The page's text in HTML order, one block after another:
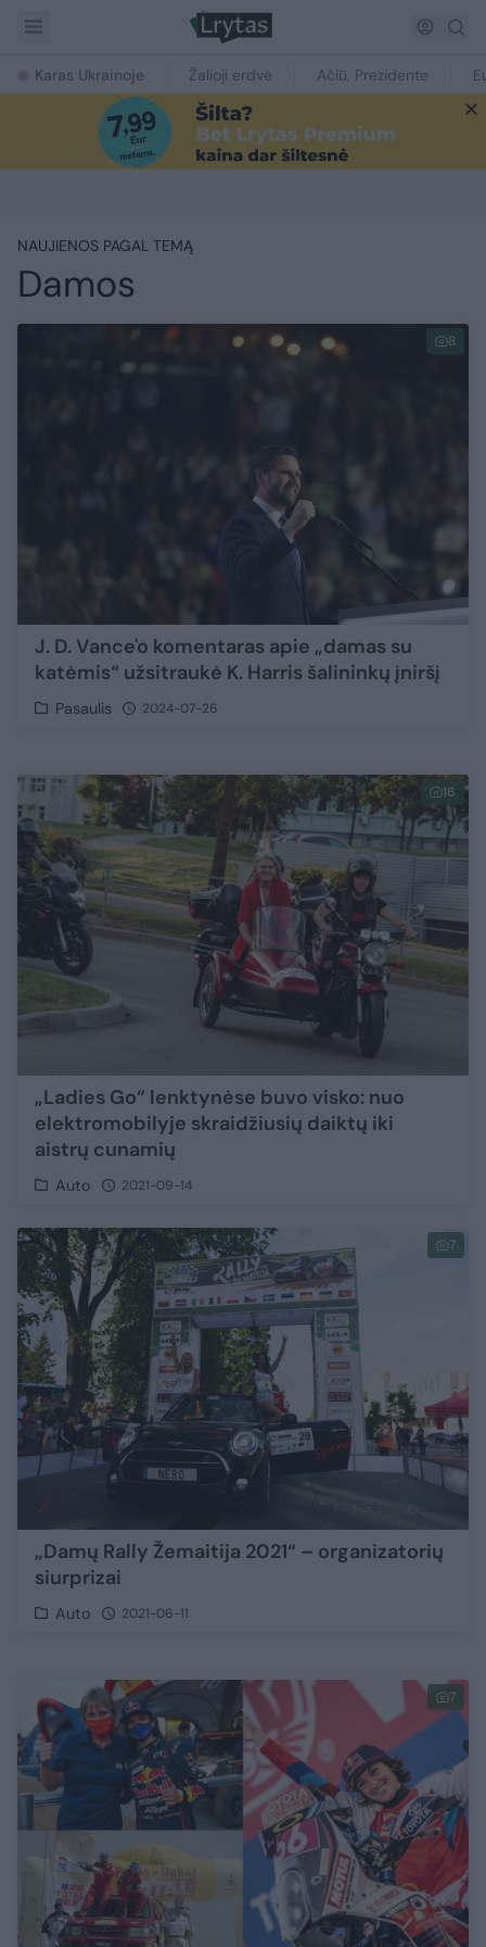
Karas Ukrainoje Žalioji erdvė Ačiū, Prezidente
NAUJIENOS PAGAL TEMĄ
Damos
8
J. D. Vance'o komentaras apie „damas su
katėmis“ užsitraukė K. Harris šalininkų įniršį
Pasaulis 2024-07-26
16
„Ladies Go“ lenktynėse buvo visko: nuo
elektromobilyje skraidžiusių daiktų iki
aistrų cunamių
Auto 2021-09-14
7
„Damų Rally Žemaitija 2021“ – organizatorių
siurprizai
Auto 2021-06-11
7